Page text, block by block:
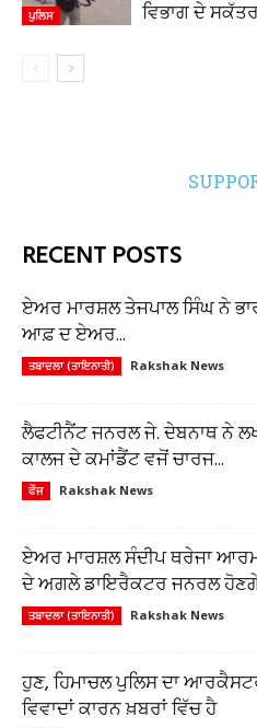
ਪੁਲਿਸ
ਵਿਭਾਗ ਦੇ
RECENT POSTS
ਏਅਰ ਮਾਰਸ਼ਲ ਤੇਜਪਾਲ ਸਿੰਘ ਨੇ
ਆਫ਼ ਦ ਏਅਰ...
ਤਬਾਦਲਾ (ਤਾਇਨਾਤੀ) Rakshak News
ਲੈਫਟੀਨੈਂਟ ਜਨਰਲ ਜੇ. ਦੇਬਨਾਥ ਨੇ
ਕਾਲਜ ਦੇ ਕਮਾਂਡੈਂਟ ਵਜੋਂ ਚਾਰਜ...
ਫੌਜ Rakshak News
ਏਅਰ ਮਾਰਸ਼ਲ ਸੰਦੀਪ ਥਰੇਜਾ
ਦੇ ਅਗਲੇ ਡਾਇਰੈਕਟਰ ਜਨਰਲ
ਤਬਾਦਲਾ (ਤਾਇਨਾਤੀ) Rakshak News
ਹੁਣ, ਹਿਮਾਚਲ ਪੁਲਿਸ ਦਾ
ਵਿਵਾਦਾਂ ਕਾਰਨ ਖ਼ਬਰਾਂ ਵਿੱਚ ਹੈ